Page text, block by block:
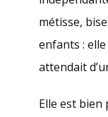
métisse,
enfants :
attendait
Elle est